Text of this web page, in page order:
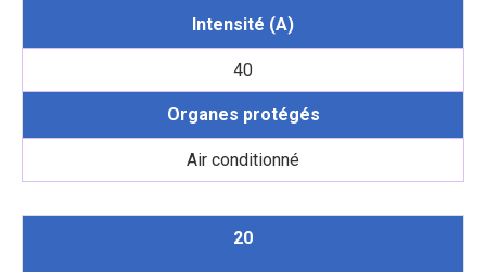
Intensité (A)
40
Organes protégés
Air conditionné
20